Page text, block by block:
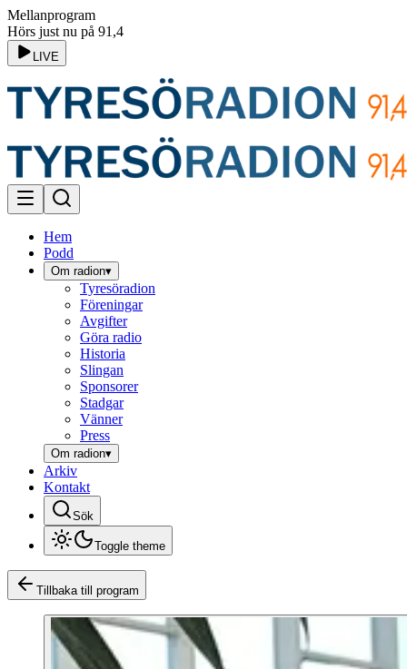
Mellanprogram
Hörs just nu på 91,4
LIVE
Hem
Podd
Om radion▾
Tyresöradion
Föreningar
Avgifter
Göra radio
Historia
Slingan
Sponsorer
Stadgar
Vänner
Press
Om radion▾
Arkiv
Kontakt
Sök
Toggle theme
Tillbaka till program